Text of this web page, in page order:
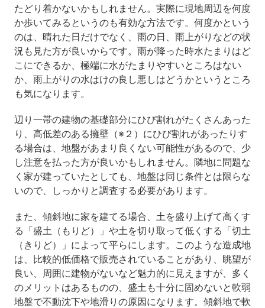
たどり着かないかもしれません。実際に現地周辺を何度
か歩いてみるというのも有効な方法です。何度かという
のは、晴れた日だけでなく、雨の日、雨上がりなどの状
況も見た方が良いからです。雨が降った時水たまりはど
こにできるか、極端に水がたまりやすいところはない
か、雨上がりの水はけの良し悪しはどうかというところ
も気になります。
辺り一帯の建物の基礎部分にひび割れがたくさんあった
り、高低差のある擁壁（※２）にひび割れがあったりす
る場合は、地盤があまり良くない可能性があるので、少
し注意を払った方が良いかもしれません。隣地に問題な
く家が建っていたとしても、地盤は同じ条件とは限らな
いので、しっかりと調査する必要があります。
また、傾斜地に家を建てる場合、土を盛り上げて高くす
る「盛土（もりど）」や土を切り取って低くする「切土
（きりど）」によって平らにします。このような造成地
は、比較的低価格で販売されていることがあり、眺望が
良い、周囲に建物がないなど魅力的に見えますが、多く
のメリットはあるものの、盛土も十分に固めないと軟弱
地盤で不動沈下や地滑りの原因になります。傾斜地で軟